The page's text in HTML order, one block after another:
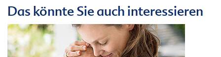
Das könnte Sie auch interessieren